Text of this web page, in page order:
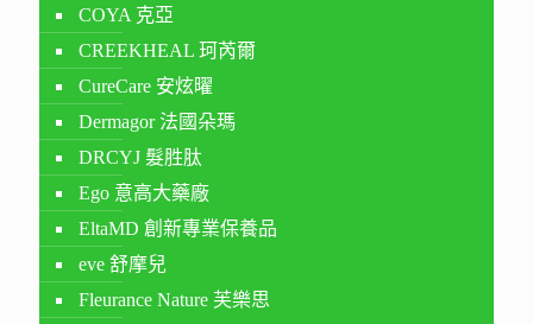
COYA 克亞
CREEKHEAL 珂芮爾
CureCare 安炫曜
Dermagor 法國朵瑪
DRCYJ 髮胜肽
Ego 意高大藥廠
EltaMD 創新專業保養品
eve 舒摩兒
Fleurance Nature 芙樂思